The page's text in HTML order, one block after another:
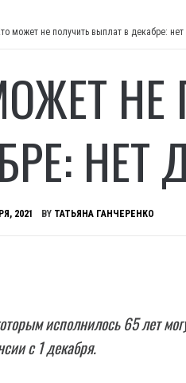
может не получить выплат в декабре:
НЕТ
2021 BY ТАТЬЯНА ГАНЧЕРЕНКО
исполнилось 65 лет
с 1 декабря.